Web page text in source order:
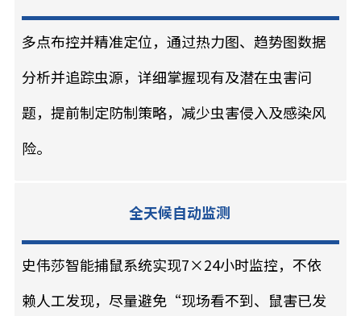
多点布控并精准定位，通过热力图、趋势图数据
分析并追踪虫源，详细掌握现有及潜在虫害问
题，提前制定防制策略，减少虫害侵入及感染风
险。
全天候自动监测
史伟莎智能捕鼠系统实现7×24小时监控，不依
赖人工发现，尽量避免“现场看不到、鼠害已发